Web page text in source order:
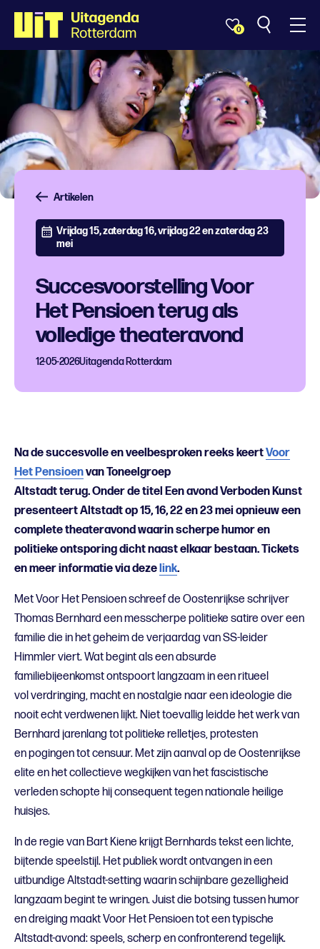
0
Artikelen
Vrijdag 15, zaterdag 16, vrijdag 22 en zaterdag 23
mei
Succesvoorstelling Voor
Het Pensioen terug als
volledige theateravond
12-05-2026Uitagenda Rotterdam
Na de succesvolle en veelbesproken reeks keertVoor
Het Pensioenvan Toneelgroep
Altstadt terug. Onder de titel Een avond Verboden Kunst
presenteert Altstadt op 15, 16, 22 en 23 mei opnieuw een
complete theateravond waarin scherpe humor en
politieke ontsporing dicht naastelkaar bestaan. Tickets
en meer informatie via dezelink.
Met Voor Het Pensioen schreef de Oostenrijkse schrijver
Thomas Bernhard een messcherpe politieke satire over een
familie die in het geheim de verjaardag van SS-leider
Himmler viert. Wat begint als een absurde
familiebijeenkomst ontspoort langzaam in een ritueel
vol verdringing, macht en nostalgie naar een ideologie die
nooit echt verdwenen lijkt. Niet toevallig leidde het werk van
Bernhard jarenlang tot politieke relletjes, protesten
en pogingen tot censuur. Met zijn aanval op de Oostenrijkse
elite en het collectieve wegkijken van het fascistische
verleden schopte hij consequent tegen nationale heilige
huisjes.
In de regie van Bart Kiene krijgt Bernhards tekst een lichte,
bijtende speelstijl. Het publiek wordt ontvangen in een
uitbundige Altstadt-setting waarin schijnbare gezelligheid
langzaam begint te wringen. Juist die botsing tussen humor
en dreiging maakt Voor Het Pensioen tot een typische
Altstadt-avond: speels, scherp en confronterend tegelijk.